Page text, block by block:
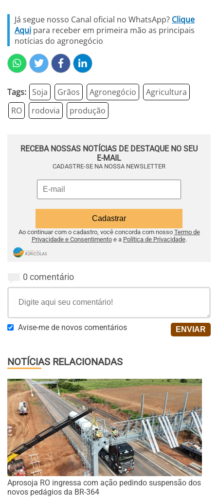
Já segue nosso Canal oficial no WhatsApp? Clique
Aqui para receber em primeira mão as principais
notícias do agronegócio
Tags: Soja Grãos Agronegócio
Agricultura
RO
rodovia produção
RECEBA NOSSAS NOTÍCIAS DE DESTAQUE NO SEU
E-MAIL
CADASTRE-SE NA NOSSA NEWSLETTER
Ao continuar com o cadastro, você concorda com nosso Termo de
Privacidade e Consentimentoe a Política de Privacidade.
0 comentário
Avise-me de novos comentários
NOTÍCIAS RELACIONADAS
Aprosoja RO ingressa com ação pedindo suspensão dos
novos pedágios da BR-364